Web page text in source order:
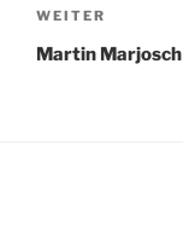
Nächster
Beitrag
WEITER
Martin Marjosch